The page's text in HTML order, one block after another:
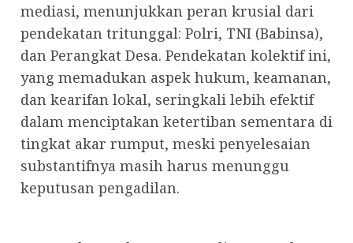
mediasi, menunjukkan peran krusial dari
pendekatan tritunggal: Polri, TNI (Babinsa),
dan Perangkat Desa. Pendekatan kolektif ini,
yang memadukan aspek hukum, keamanan,
dan kearifan lokal, seringkali lebih efektif
dalam menciptakan ketertiban sementara di
tingkat akar rumput, meski penyelesaian
substantifnya masih harus menunggu
keputusan pengadilan.